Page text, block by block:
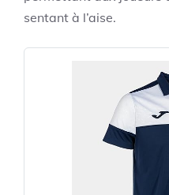
sentant à l’aise.